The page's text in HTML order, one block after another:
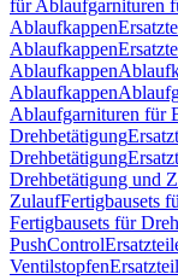
für Ablaufgarnituren
Ablaufkappen
Ablaufkappen
Ablaufkappen
Ablaufkappen
Ablaufgarnituren für
Drehbetätigung
Drehbetätigung
Drehbetätigung und
ZulaufFertigbausets
Fertigbausets für
PushControl
Ventilstopfen